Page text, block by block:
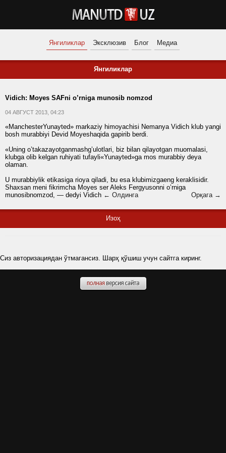
Янгиликлар Эксклюзив Блог Медиа
Янгиликлар
Vidich: Moyes SAFni o’rniga munosib nomzod
04 АВГУСТ 2013, 04:23
«ManchesterYunayted» markaziy himoyachisi Nemanya Vidich klub yangi
bosh murabbiyi Devid Moyeshaqida gapirib berdi.
«Uning o’takazayotganmashg’ulotlari, biz bilan qilayotgan muomalasi,
klubga olib kelgan ruhiyati tufayli«Yunayted»ga mos murabbiy deya
olaman.
U murabbiylik etikasiga rioya qiladi, bu esa klubimizgaeng keraklisidir.
Shaxsan meni fikrimcha Moyes ser Aleks Fergyusonni o’rniga
munosibnomzod, — dedyi Vidich ← Олдинга Орқага →
Изоҳ
Сиз авторизациядан ўтмагансиз. Шарҳ қўшиш учун сайтга киринг.